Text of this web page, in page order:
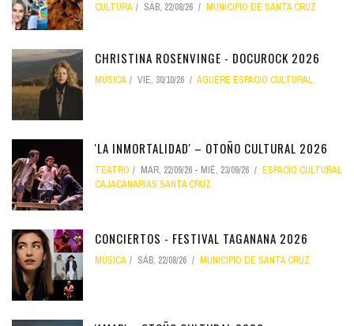
CULTURA SÁB, 22/08/26 MUNICIPIO DE SANTA CRUZ
CHRISTINA ROSENVINGE - DOCUROCK 2026
MÚSICA VIE, 30/10/26 AGUERE ESPACIO CULTURAL
'LA INMORTALIDAD' – OTOÑO CULTURAL 2026
TEATRO MAR, 22/09/26 - MIÉ, 23/09/26
ESPACIO CULTURAL
CAJACANARIAS SANTA CRUZ
CONCIERTOS - FESTIVAL TAGANANA 2026
MÚSICA SÁB, 22/08/26 MUNICIPIO DE SANTA CRUZ